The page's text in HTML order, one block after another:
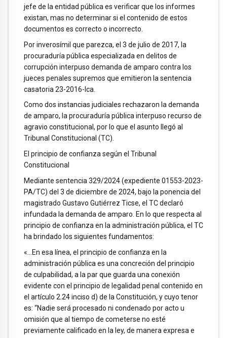
jefe de la entidad pública es verificar que los informes
existan, mas no determinar si el contenido de estos
documentos es correcto o incorrecto.
Por inverosímil que parezca, el 3 de julio de 2017, la
procuraduría pública especializada en delitos de
corrupción interpuso demanda de amparo contra los
jueces penales supremos que emitieron la sentencia
casatoria 23-2016-Ica.
Como dos instancias judiciales rechazaron la demanda
de amparo, la procuraduría pública interpuso recurso de
agravio constitucional, por lo que el asunto llegó al
Tribunal Constitucional (TC).
El principio de confianza según el Tribunal
Constitucional
Mediante sentencia 329/2024 (expediente 01553-2023-
PA/TC) del 3 de diciembre de 2024, bajo la ponencia del
magistrado Gustavo Gutiérrez Ticse, el TC declaró
infundada la demanda de amparo. En lo que respecta al
principio de confianza en la administración pública, el TC
ha brindado los siguientes fundamentos:
«…En esa línea, el principio de confianza en la
administración pública es una concreción del principio
de culpabilidad, a la par que guarda una conexión
evidente con el principio de legalidad penal contenido en
el artículo 2.24 inciso d) de la Constitución, y cuyo tenor
es: “Nadie será procesado ni condenado por acto u
omisión que al tiempo de cometerse no esté
previamente calificado en la ley, de manera expresa e